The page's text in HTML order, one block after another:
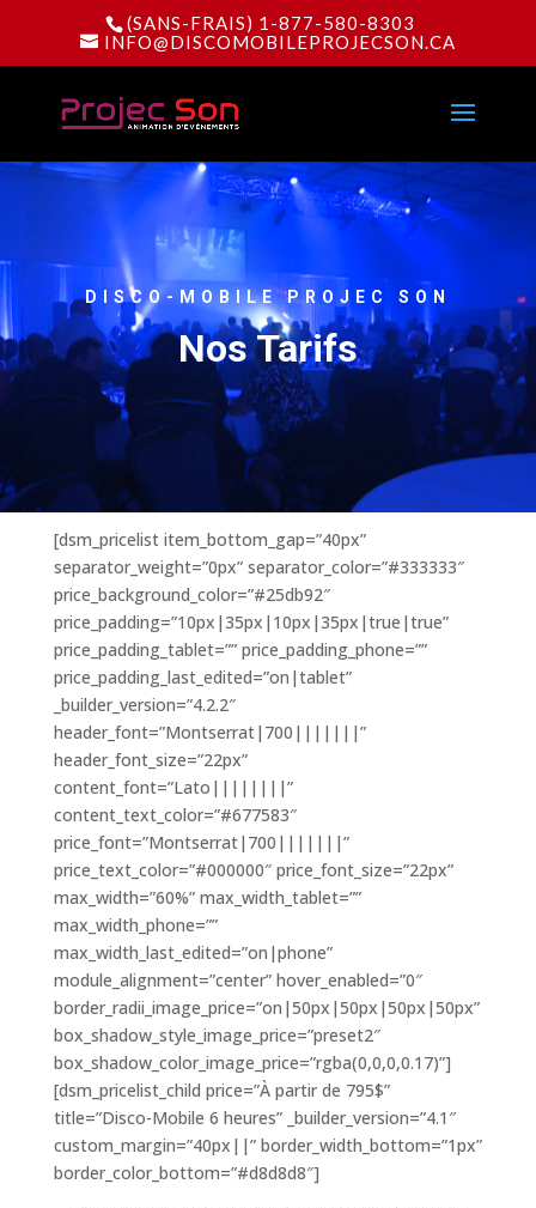
(SANS-FRAIS) 1-877-580-8303
INFO@DISCOMOBILEPROJECSON.CA
DISCO-MOBILE PROJEC SON
Nos Tarifs
[dsm_pricelist item_bottom_gap=”40px”
separator_weight=”0px” separator_color=”#333333″
price_background_color=”#25db92″
price_padding=”10px|35px|10px|35px|true|true”
price_padding_tablet=”” price_padding_phone=””
price_padding_last_edited=”on|tablet”
_builder_version=”4.2.2″
header_font=”Montserrat|700|||||||”
header_font_size=”22px”
content_font=”Lato||||||||”
content_text_color=”#677583″
price_font=”Montserrat|700|||||||”
price_text_color=”#000000″ price_font_size=”22px”
max_width=”60%” max_width_tablet=””
max_width_phone=””
max_width_last_edited=”on|phone”
module_alignment=”center” hover_enabled=”0″
border_radii_image_price=”on|50px|50px|50px|50px”
box_shadow_style_image_price=”preset2″
box_shadow_color_image_price=”rgba(0,0,0,0.17)”]
[dsm_pricelist_child price=”À partir de 795$”
title=”Disco-Mobile 6 heures” _builder_version=”4.1″
custom_margin=”40px||” border_width_bottom=”1px”
border_color_bottom=”#d8d8d8″]